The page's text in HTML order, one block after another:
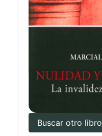
Buscar otro libro